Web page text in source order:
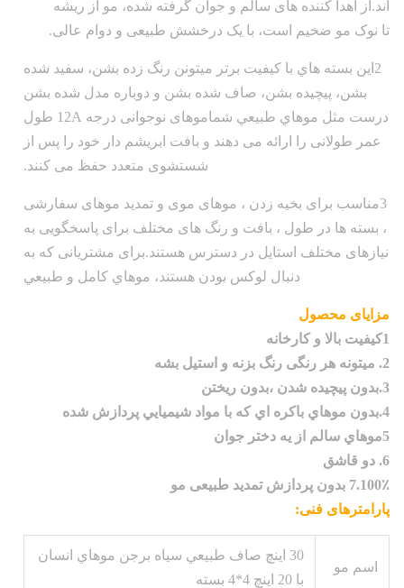
اند.از اهدا کننده های سالم و جوان گرفته شده، مو از ریشه
تا نوک مو ضخیم است، با یک درخشش طبیعی و دوام عالی.
2اين بسته هاي با کيفيت برتر ميتونن رنگ زده بشن، سفيد شده
بشن، پيچيده بشن، صاف شده بشن و دوباره مدل شده بشن
درست مثل موهاي طبيعي شماموهای نوجوانی درجه 12A طول
عمر طولانی را ارائه می دهند و بافت ابریشم دار خود را پس از
شستشوی متعدد حفظ می کنند.
3مناسب برای بخیه زدن ، موهای موی و تمدید موهای سفارشی
، بسته ها در طول ، بافت و رنگ های مختلف برای پاسخگویی به
نیازهای مختلف استایل در دسترس هستند.برای مشتریانی که به
دنبال لوکس بودن هستند، موهاي کامل و طبيعي
مزایای محصول
1کیفیت بالا و کارخانه
2. ميتونه هر رنگی رنگ بزنه و استیل بشه
3.بدون پيچيده شدن ،بدون ريختن
4.بدون موهاي باکره اي که با مواد شيميايي پردازش شده
5موهاي سالم از يه دختر جوان
6. دو قاشق
7.100٪ بدون پردازش تمدید طبیعی مو
پارامترهای فنی:
اسم مو
30 اينچ صاف طبيعي سياه برجن موهاي انسان
با 20 اينچ 4*4 بسته